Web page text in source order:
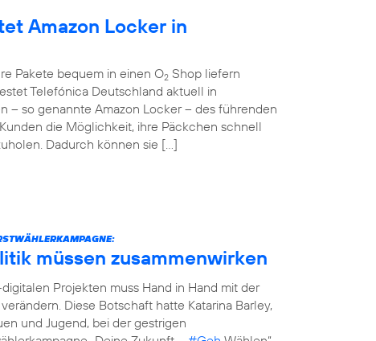
Amazon Locker in
Pakete bequem in einen O2 Shop liefern
Telefónica Deutschland aktuell in
– so genannte Amazon Locker – des führenden
die Möglichkeit, ihre Päckchen schnell
Dadurch können sie […]
müssen zusammenwirken
Projekten muss Hand in Hand mit der
Diese Botschaft hatte Katarina Barley,
und Jugend, bei der gestrigen